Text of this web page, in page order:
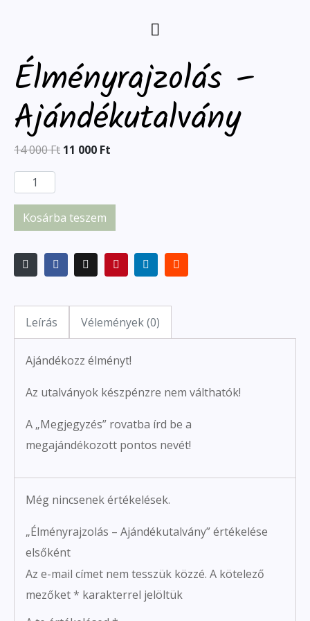
Élményrajzolás –
Ajándékutalvány
14 000Ft 11 000 Ft
Kosárba teszem
Leírás Vélemények (0)
Ajándékozz élményt!
Az utalványok készpénzre nem válthatók!
A „Megjegyzés” rovatba írd be a
megajándékozott pontos nevét!
Még nincsenek értékelések.
„Élményrajzolás – Ajándékutalvány” értékelése
elsőként
Az e-mail címet nem tesszük közzé. A kötelező
mezőket* karakterrel jelöltük